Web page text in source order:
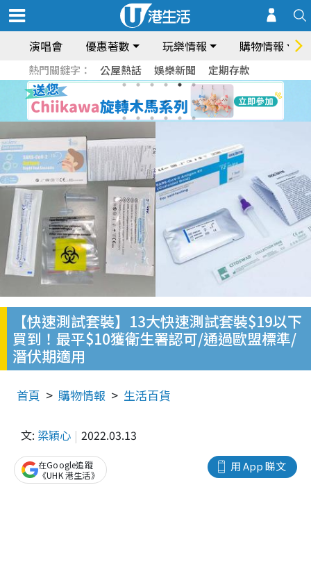
演唱會 優惠著數 玩樂情報 購物情報
熱門關鍵字： 公屋熱話 娛樂新聞 定期存款
【快速測試套裝】13大快速測試套裝$19以下
買到！最平$10獲衛生署認可/通過歐盟標準/
潛伏期適用
首頁 購物情報 生活百貨
文: 梁穎心 2022.03.13
用 App 睇文
在Google追蹤
《UHK 港生活》